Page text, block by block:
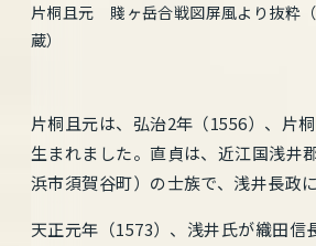
片桐且元 賤ヶ岳合戦図屏風より抜粋
蔵）
片桐且元は、弘治2年（1556）、片
生まれました。直貞は、近江国浅井
浜市須賀谷町）の士族で、浅井長政
天正元年（1573）、浅井氏が織田信